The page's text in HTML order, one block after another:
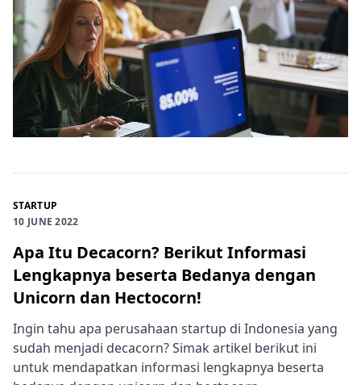
STARTUP
10 JUNE 2022
Apa Itu Decacorn? Berikut Informasi
Lengkapnya beserta Bedanya dengan
Unicorn dan Hectocorn!
Ingin tahu apa perusahaan startup di Indonesia yang
sudah menjadi decacorn? Simak artikel berikut ini
untuk mendapatkan informasi lengkapnya beserta